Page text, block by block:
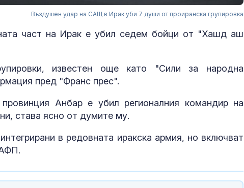
Въздушен удар на САЩ в Ирак уби 7 души от проиранска групировка
част на Ирак е убил седем бойци от "Хашд аш
известен още като "Сили за народна
пред "Франс прес".
Анбар е убил регионалния командир на
става ясно от думите му.
в редовната иракска армия, но включват
по магистрала
"Тракия" и в двете